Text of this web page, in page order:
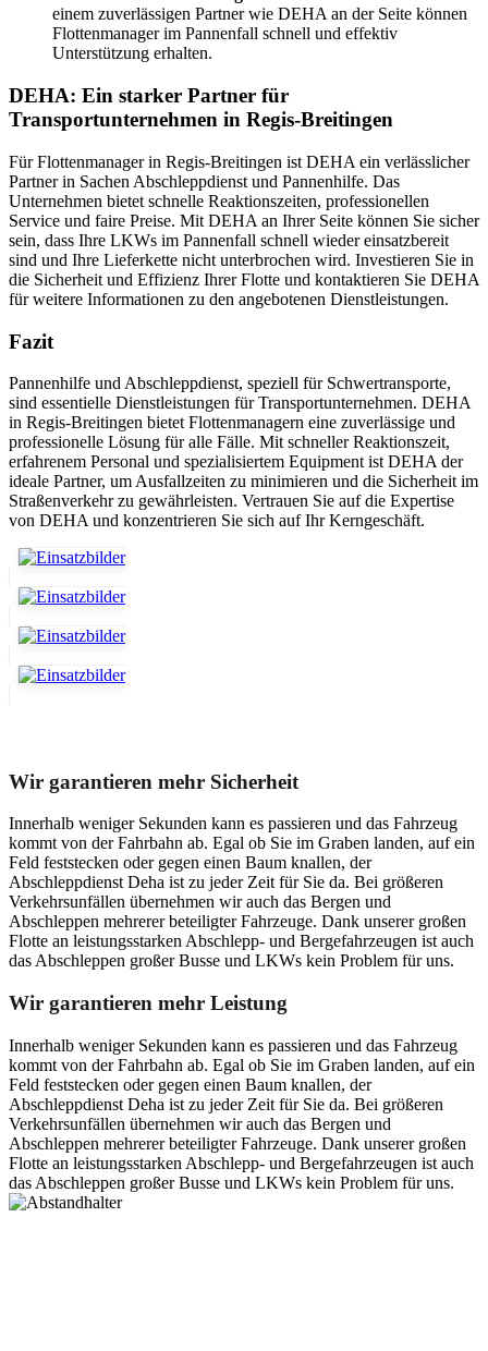
einem zuverlässigen Partner wie DEHA an der Seite können
Flottenmanager im Pannenfall schnell und effektiv
Unterstützung erhalten.
DEHA: Ein starker Partner für
Transportunternehmen in Regis-Breitingen
Für Flottenmanager in Regis-Breitingen ist DEHA ein verlässlicher
Partner in Sachen Abschleppdienst und Pannenhilfe. Das
Unternehmen bietet schnelle Reaktionszeiten, professionellen
Service und faire Preise. Mit DEHA an Ihrer Seite können Sie sicher
sein, dass Ihre LKWs im Pannenfall schnell wieder einsatzbereit
sind und Ihre Lieferkette nicht unterbrochen wird. Investieren Sie in
die Sicherheit und Effizienz Ihrer Flotte und kontaktieren Sie DEHA
für weitere Informationen zu den angebotenen Dienstleistungen.
Fazit
Pannenhilfe und Abschleppdienst, speziell für Schwertransporte,
sind essentielle Dienstleistungen für Transportunternehmen. DEHA
in Regis-Breitingen bietet Flottenmanagern eine zuverlässige und
professionelle Lösung für alle Fälle. Mit schneller Reaktionszeit,
erfahrenem Personal und spezialisiertem Equipment ist DEHA der
ideale Partner, um Ausfallzeiten zu minimieren und die Sicherheit im
Straßenverkehr zu gewährleisten. Vertrauen Sie auf die Expertise
von DEHA und konzentrieren Sie sich auf Ihr Kerngeschäft.
Wir garantieren mehr Sicherheit
Innerhalb weniger Sekunden kann es passieren und das Fahrzeug
kommt von der Fahrbahn ab. Egal ob Sie im Graben landen, auf ein
Feld feststecken oder gegen einen Baum knallen, der
Abschleppdienst Deha ist zu jeder Zeit für Sie da. Bei größeren
Verkehrsunfällen übernehmen wir auch das Bergen und
Abschleppen mehrerer beteiligter Fahrzeuge. Dank unserer großen
Flotte an leistungsstarken Abschlepp- und Bergefahrzeugen ist auch
das Abschleppen großer Busse und LKWs kein Problem für uns.
Wir garantieren mehr Leistung
Innerhalb weniger Sekunden kann es passieren und das Fahrzeug
kommt von der Fahrbahn ab. Egal ob Sie im Graben landen, auf ein
Feld feststecken oder gegen einen Baum knallen, der
Abschleppdienst Deha ist zu jeder Zeit für Sie da. Bei größeren
Verkehrsunfällen übernehmen wir auch das Bergen und
Abschleppen mehrerer beteiligter Fahrzeuge. Dank unserer großen
Flotte an leistungsstarken Abschlepp- und Bergefahrzeugen ist auch
das Abschleppen großer Busse und LKWs kein Problem für uns.